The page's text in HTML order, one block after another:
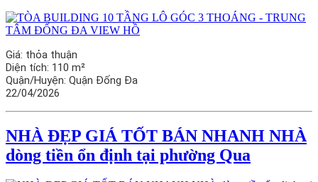
Giá: thỏa thuận
Diện tích: 110 m²
Quận/Huyện: Quận Đống Đa
22/04/2026
NHÀ ĐẸP GIÁ TỐT BÁN NHANH NHÀ
dòng tiền ổn định tại phường Qua